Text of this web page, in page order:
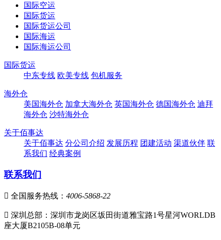
国际空运
国际货运
国际货运公司
国际海运
国际海运公司
国际货运
中东专线 欧美专线 包机服务
海外仓
美国海外仓 加拿大海外仓 英国海外仓 德国海外仓 迪拜
海外仓 沙特海外仓
关于佰事达
关于佰事达 分公司介绍 发展历程 团建活动 渠道伙伴 联
系我们 经典案例
联系我们
 全国服务热线： 4006-5868-22
 深圳总部：深圳市龙岗区坂田街道雅宝路1号星河WORLDB
座大厦B2105B-08单元